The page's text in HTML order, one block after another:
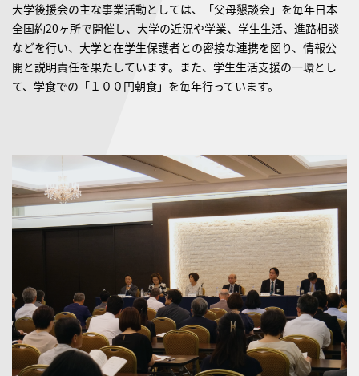
大学後援会の主な事業活動としては、「父母懇談会」を毎年日本
全国約20ヶ所で開催し、大学の近況や学業、学生生活、進路相談
などを行い、大学と在学生保護者との密接な連携を図り、情報公
開と説明責任を果たしています。また、学生生活支援の一環とし
て、学食での「１００円朝食」を毎年行っています。